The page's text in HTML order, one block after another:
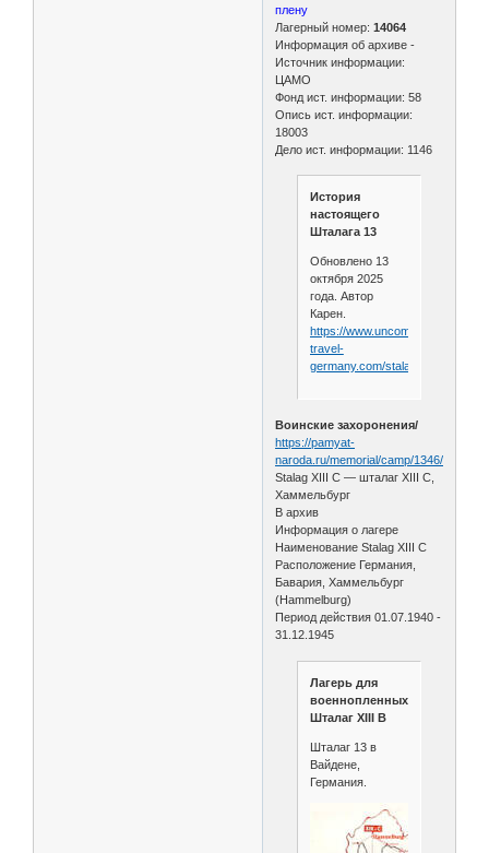
плену
Лагерный номер: 14064
Информация об архиве -
Источник информации:
ЦАМО
Фонд ист. информации: 58
Опись ист. информации:
18003
Дело ист. информации: 1146
История
настоящего
Шталага 13
Обновлено 13
октября 2025
года. Автор
Карен.
https://www.uncommon-
travel-
germany.com/stalag_13.html
Воинские захоронения/
https://pamyat-
naroda.ru/memorial/camp/1346/
Stalag XIII C — шталаг XIII C,
Хаммельбург
В архив
Информация о лагере
Наименование Stalag XIII C
Расположение Германия,
Бавария, Хаммельбург
(Hammelburg)
Период действия 01.07.1940 -
31.12.1945
Лагерь для
военнопленных
Шталаг XIII B
Шталаг 13 в
Вайдене,
Германия.